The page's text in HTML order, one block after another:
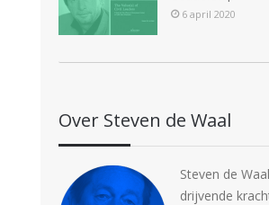
6 april 2020
Over Steven de Waal
Steven de
drijvende